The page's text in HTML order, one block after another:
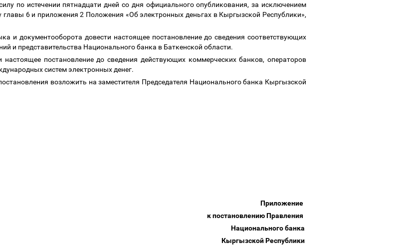
по истечении пятнадцати дней со дня официального опубликования, за исключением
6 и приложения 2 Положения «Об электронных деньгах в Кыргызской Республики»,
и документооборота довести настоящее постановление до сведения соответствующих
и представительства Национального банка в Баткенской области.
постановление до сведения действующих коммерческих банков, операторов
систем электронных денег.
возложить на заместителя Председателя Национального банка Кыргызской
Приложение
к постановлению Правления
Национального банка
Кыргызской Республики